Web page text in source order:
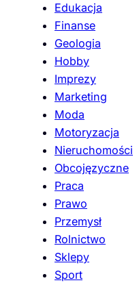
Edukacja
Finanse
Geologia
Hobby
Imprezy
Marketing
Moda
Motoryzacja
Nieruchomości
Obcojęzyczne
Praca
Prawo
Przemysł
Rolnictwo
Sklepy
Sport